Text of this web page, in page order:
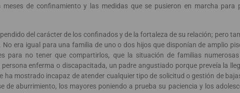
de confinamiento y las medidas que se pusieron en marcha para
del carácter de los confinados y de la fortaleza de su relación; pero
No era igual para una familia de uno o dos hijos que disponían de amplio
para no tener que compartirlos, que la situación de familias
enferma o discapacitada, un padre angustiado porque preveía la
ha mostrado incapaz de atender cualquier tipo de solicitud o gestión de
de aburrimiento, los mayores poniendo a prueba su paciencia y los